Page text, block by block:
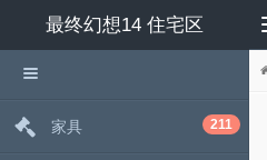
最终幻想14 住宅区
家具 211